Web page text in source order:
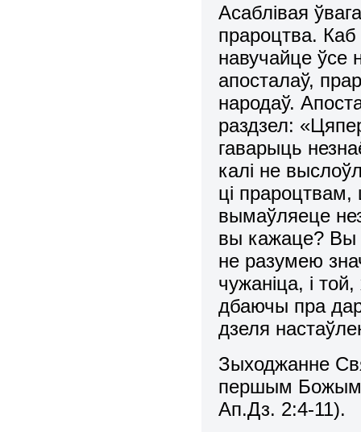
Асаблiвая
прароцтва.
навучайце ўсе
апосталаў,
народаў.
раздзел:
гаварыць
калі не
ці
вымаўляеце
вы кажаце? Вы
не разумею
чужаніца, і
дбаючы пра
дзеля
Зыходжанне
першым Божым
Ап.Дз. 2:4-11).